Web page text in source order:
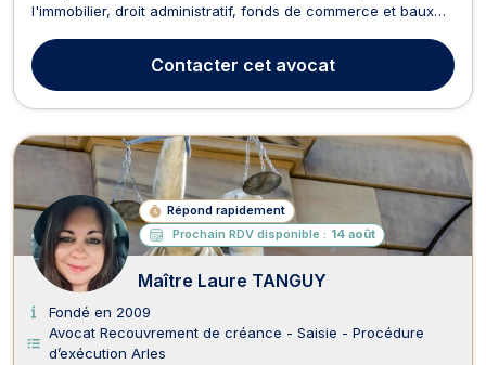
l'immobilier, droit administratif, fonds de commerce et baux
famille, à ce titre elle traite tout dossier relatif au divorce
amiable ou contentieux, aux séparati...
Contacter cet avocat
Répond rapidement
Prochain RDV disponible : 14 août
Maître Laure TANGUY
Fondé en 2009
Avocat Recouvrement de créance - Saisie - Procédure
d’exécution Arles